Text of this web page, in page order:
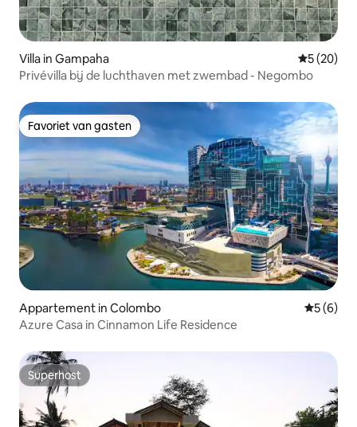
Villa in Gampaha
5 (20)
Privévilla bij de luchthaven met zwembad - Negombo
Favoriet van gasten
Favoriet van gasten
Appartement in Colombo
5 (6)
Azure Casa in Cinnamon Life Residence
Superhost
Superhost